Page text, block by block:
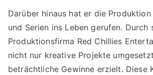
Darüber hinaus hat er die
und Serien ins Leben gerufen. Durch
Produktionsfirma Red Chillies
nicht nur kreative Projekte
beträchtliche Gewinne erzielt. Diese